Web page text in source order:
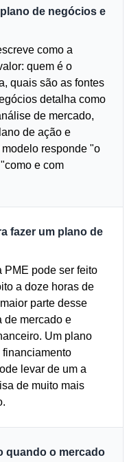
de negócios e
como a
quem é o
quais são as fontes
detalha como
de mercado,
de ação e
responde "o
e com
fazer um plano de
PME pode ser feito
a doze horas de
parte desse
de mercado e
Um plano
financiamento
levar de um a
de muito mais
quando o mercado